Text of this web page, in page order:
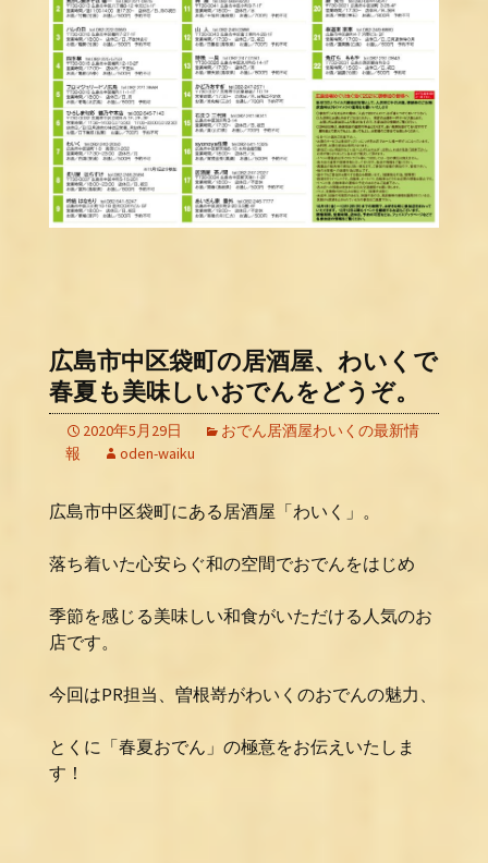
広島市中区袋町の居酒屋、わいくで
春夏も美味しいおでんをどうぞ。
2020年5月29日
おでん居酒屋わいくの最新情
報
oden-waiku
広島市中区袋町にある居酒屋「わいく」。
落ち着いた心安らぐ和の空間でおでんをはじめ
季節を感じる美味しい和食がいただける人気のお
店です。
今回はPR担当、曽根嵜がわいくのおでんの魅力、
とくに「春夏おでん」の極意をお伝えいたしま
す！